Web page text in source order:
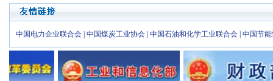
中国电力企业联合会 中国煤炭工业协会 中国石油和化学工业联合会 中国节